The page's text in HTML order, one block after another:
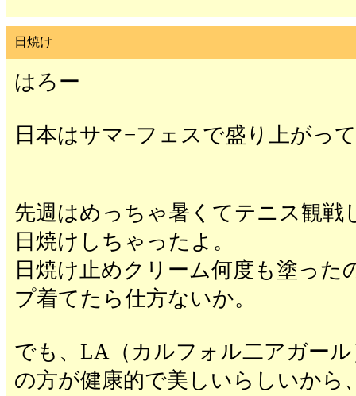
日焼け
はろー
日本はサマ−フェスで盛り上がっ
先週はめっちゃ暑くてテニス観戦
日焼けしちゃったよ。
日焼け止めクリーム何度も塗った
プ着てたら仕方ないか。
でも、LA（カルフォル二アガー
の方が健康的で美しいらしいから